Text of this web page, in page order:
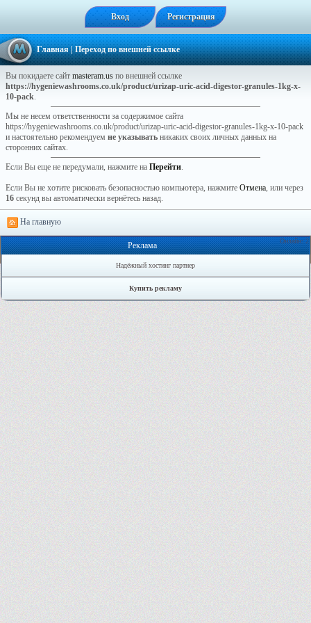
Вход Регистрация
Главная| Переход по внешней ссылке
Вы покидаете сайт masteram.us по внешней ссылке
https://hygeniewashrooms.co.uk/product/urizap-uric-acid-digestor-granules-1kg-x-
10-pack.
Мы не несем ответственности за содержимое сайта
https://hygeniewashrooms.co.uk/product/urizap-uric-acid-digestor-granules-1kg-x-10-pack
и настоятельно рекомендуем не указывать никаких своих личных данных на
сторонних сайтах.
Если Вы еще не передумали, нажмите на Перейти.
Если Вы не хотите рисковать безопасностью компьютера, нажмите Отмена, или через
16 секунд вы автоматически вернётесь назад.
На главную
Онлайн: 2
Реклама
Надёжный хостинг партнер
Купить рекламу